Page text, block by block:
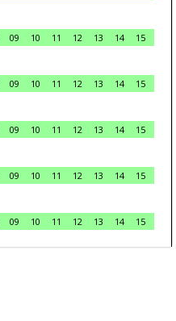
09 10 11 12 13 14
15
09 10 11 12 13 14
15
09 10 11 12 13 14
15
09 10 11 12 13 14
15
09 10 11 12 13 14
15